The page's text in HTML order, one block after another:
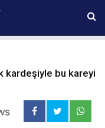
kardeşiyle bu kareyi